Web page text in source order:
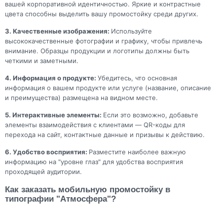
вашей корпоративной идентичностью. Яркие и контрастные
цвета способны выделить вашу промостойку среди других.
3. Качественные изображения: Используйте
высококачественные фотографии и графику, чтобы привлечь
внимание. Образцы продукции и логотипы должны быть
четкими и заметными.
4. Информация о продукте: Убедитесь, что основная
информация о вашем продукте или услуге (название, описание
и преимущества) размещена на видном месте.
5. Интерактивные элементы: Если это возможно, добавьте
элементы взаимодействия с клиентами — QR-коды для
перехода на сайт, контактные данные и призывы к действию.
6. Удобство восприятия: Разместите наиболее важную
информацию на "уровне глаз" для удобства восприятия
проходящей аудитории.
Как заказать мобильную промостойку в
типографии "Атмосфера"?